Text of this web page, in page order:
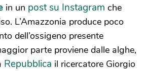
in un post su Instagram che
L’Amazzonia produce poco
dell’ossigeno presente
parte proviene dalle alghe,
Repubblica il ricercatore Giorgio